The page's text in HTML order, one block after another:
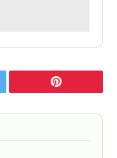
Pinterest